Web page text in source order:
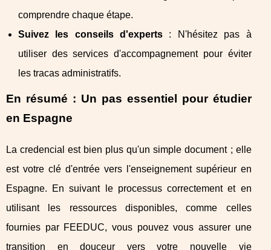
comprendre chaque étape.
Suivez les conseils d'experts : N'hésitez pas à
utiliser des services d'accompagnement pour éviter
les tracas administratifs.
En résumé : Un pas essentiel pour étudier
en Espagne
La credencial est bien plus qu'un simple document ; elle
est votre clé d'entrée vers l'enseignement supérieur en
Espagne. En suivant le processus correctement et en
utilisant les ressources disponibles, comme celles
fournies par FEEDUC, vous pouvez vous assurer une
transition en douceur vers votre nouvelle vie